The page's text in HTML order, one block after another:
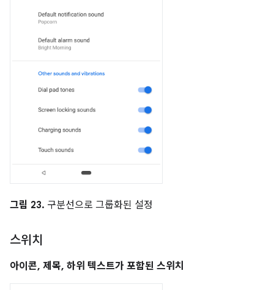
그림 23. 구분선으로 그룹화된 설정
스위치
아이콘, 제목, 하위 텍스트가 포함된 스위치